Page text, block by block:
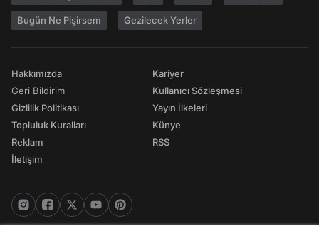
Bugün Ne Pişirsem Gezilecek Yerler
Hakkımızda
Geri Bildirim
Gizlilik Politikası
Topluluk Kuralları
Reklam
İletişim
Kariyer
Kullanıcı Sözleşmesi
Yayın İlkeleri
Künye
RSS